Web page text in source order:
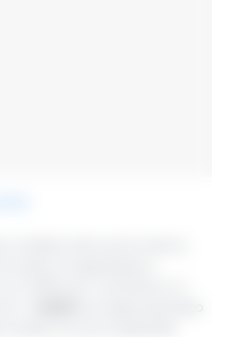
relative alla carne hanno
tutte le segnalazioni
il 5,8% per il pollame e il
Il
base di carne segnalati